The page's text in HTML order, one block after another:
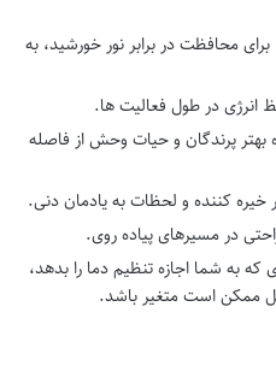
برای محافظت در برابر نور خورشید، به
انرژی در طول فعالیت ها.
بهتر پرندگان و حیات وحش از فاصله
خیره کننده و لحظات به یادمان دنی.
در مسیرهای پیاده روی.
که به شما اجازه تنظیم دما را بدهد،
ممکن است متغیر باشد.